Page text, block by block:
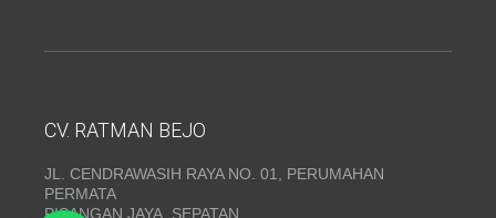
CV. RATMAN BEJO
JL. CENDRAWASIH RAYA NO. 01, PERUMAHAN
PERMATA
PISANGAN JAYA, SEPATAN